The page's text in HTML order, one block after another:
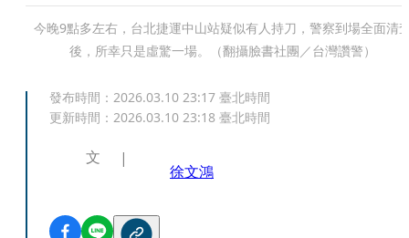
今晚9點多左右，台北捷運中山站疑似有人持刀，警察到場全面清
後，所幸只是虛驚一場。（翻攝臉書社團／台灣讚警）
發布時間： 2026.03.10 23:17 臺北時間
更新時間： 2026.03.10 23:18 臺北時間
文
徐文鴻